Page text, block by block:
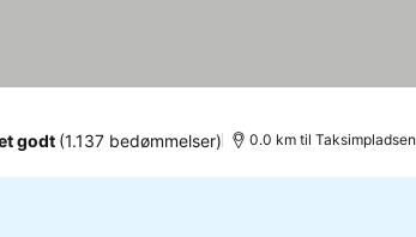
godt (1.137 bedømmelser) 0.0 km til Taksimpladsen